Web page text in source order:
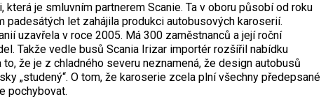
která je smluvním partnerem Scanie. Ta v oboru působí od roku
padesátých let zahájila produkci autobusových karoserií.
uzavřela v roce 2005. Má 300 zaměstnanců a její roční
Takže vedle busů Scania Irizar importér rozšířil nabídku
to, že je z chladného severu neznamená, že design autobusů
„studený“. O tom, že karoserie zcela plní všechny předepsané
pochybovat.